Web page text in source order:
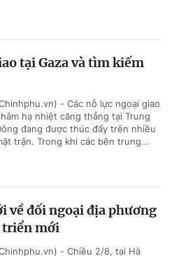
tại Gaza và tìm kiếm
- Các nỗ lực ngoại giao
hạ nhiệt căng thẳng tại Trung
đang được thúc đẩy trên nhiều
trận. Trong khi các bên trung...
về đối ngoại địa phương
triển mới
- Chiều 2/8, tại Hà